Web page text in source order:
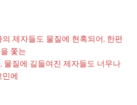
제자들도 물질에 현혹되어, 한편
쫓는
물질에 길들여진 제자들도 너무나
민에